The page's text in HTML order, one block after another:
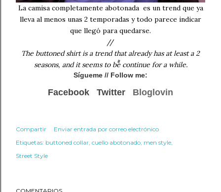
La camisa completamente abotonada es un trend que ya
lleva al menos unas 2 temporadas y todo parece indicar
que llegó para quedarse.
//
The buttoned shirt is a trend that already has at least a 2
seasons, and it seems to be continue for a while.
Sígueme // Follow me:
Facebook Twitter Bloglovin
Compartir
Enviar entrada por correo electrónico
Etiquetas: buttoned collar cuello abotonado men style
Street Style